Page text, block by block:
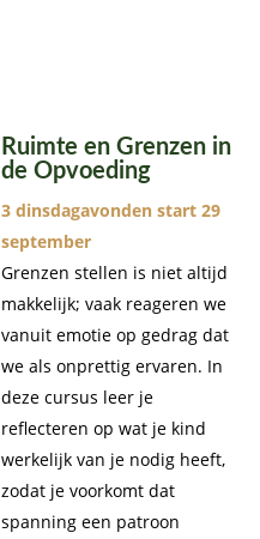
Ruimte en Grenzen in
de Opvoeding
3 dinsdagavonden start 29
september
Grenzen stellen is niet altijd
makkelijk; vaak reageren we
vanuit emotie op gedrag dat
we als onprettig ervaren. In
deze cursus leer je
reflecteren op wat je kind
werkelijk van je nodig heeft,
zodat je voorkomt dat
spanning een patroon